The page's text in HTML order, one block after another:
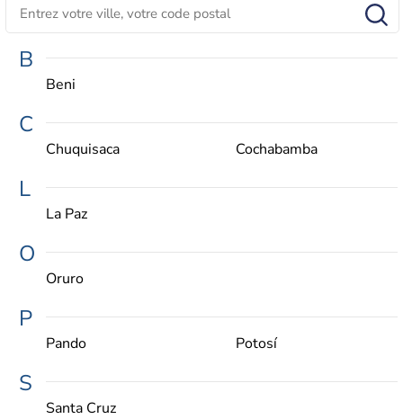
B
Beni
C
Chuquisaca Cochabamba
L
La Paz
O
Oruro
P
Pando Potosí
S
Santa Cruz